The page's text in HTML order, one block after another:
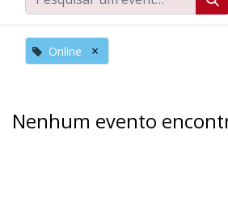
Online ×
Nenhum evento